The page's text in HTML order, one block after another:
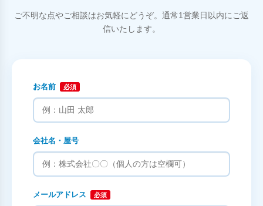
ご不明な点やご相談はお気軽にどうぞ。通常1営業日以内にご返
信いたします。
お名前 必須
会社名・屋号
メールアドレス 必須